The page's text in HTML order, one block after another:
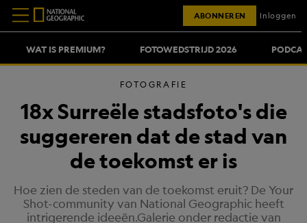
WAT IS PREMIUM? FOTOWEDSTRIJD 2026
ABONNEREN Inloggen
FOTOGRAFIE
18x Surreële stadsfoto's die
suggereren dat de stad van
de toekomst er is
Hoe zien de steden van de toekomst eruit? De Your
Shot-community van National Geographic heeft
intrigerende ideeën.Galerie onder redactie van